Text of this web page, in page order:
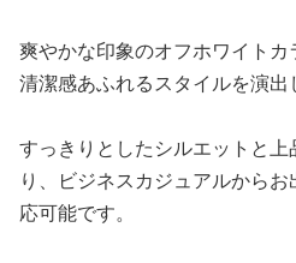
爽やかな印象のオフホワイトカ
清潔感あふれるスタイルを演出
すっきりとしたシルエットと
り、ビジネスカジュアルから
応可能です。